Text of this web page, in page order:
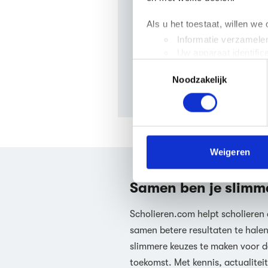
Als u het toestaat, willen we
Informatie
toestemming op elk
We gebruiken cookies om
media, adverteren en
verstrekt of die ze hebben
Noodzakelijk
Weigeren
Kinflicks is geschreven in het
Hoeveel pagina’s heeft
Kinflicks heeft 576 pagina's
erg lang boek.
Samen ben je
Scholieren.com helpt scholieren
samen betere resultaten te
slimmere keuzes te maken voor
toekomst. Met kennis,